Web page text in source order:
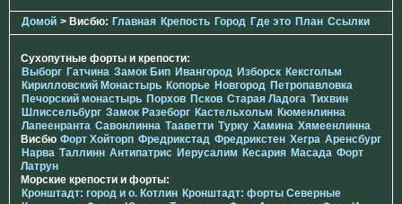
Домой > Висбю: Главная Крепость Город Где это План Ссылки
Сухопутные форты и крепости:
Выборг Гатчина Замок Бип Ивангород Изборск Кексгольм
Кирилловский Монастырь Копорье Новгород Петропавловка
Печорcкий монастырь Порхов Псков Старая Ладога Тихвин
Шлиссельбург Замок Разеборг Кастельхольм Кюменлинна
Лапеенранта Савонлинна Тааветти Турку Хамина Хямеенлинна
Висбю Форт Хойторп Фредрикстад Фредрикстен Хегра Аренсбург
Нарва Таллинн Антипатрис Иерусалим Кесария Масада Форт
Латрун
Морские крепости и форты:
Кронштадт: город и о. Котлин Кронштадт: форты Северные